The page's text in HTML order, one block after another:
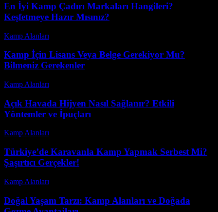
En İyi Kamp Çadırı Markaları Hangileri?
Keşfetmeye Hazır Mısınız?
Kamp Alanları
Kamp İçin Lisans Veya Belge Gerekiyor Mu?
Bilmeniz Gerekenler
Kamp Alanları
Açık Havada Hijyen Nasıl Sağlanır? Etkili
Yöntemler ve İpuçları
Kamp Alanları
Türkiye’de Karavanla Kamp Yapmak Serbest Mi?
Şaşırtıcı Gerçekler!
Kamp Alanları
Doğal Yaşam Tarzı: Kamp Alanları ve Doğada